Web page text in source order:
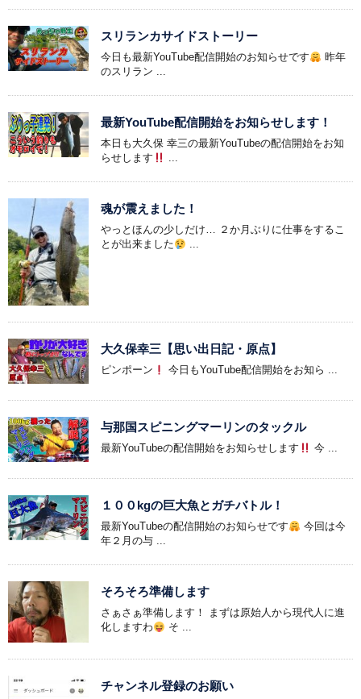
スリランカサイドストーリー
今日も最新YouTube配信開始のお知らせです
昨年
のスリラン ...
最新YouTube配信開始をお知らせします！
本日も大久保 幸三の最新YouTubeの配信開始をお知
らせします
...
魂が震えました！
やっとほんの少しだけ… ２か月ぶりに仕事をするこ
とが出来ました
...
大久保幸三【思い出日記・原点】
ピンポーン 今日もYouTube配信開始をお知ら ...
与那国スピニングマーリンのタックル
最新YouTubeの配信開始をお知らせします 今 ...
１００kgの巨大魚とガチバトル！
最新YouTubeの配信開始のお知らせです
今回は今
年２月の与 ...
そろそろ準備します
さぁさぁ準備します！ まずは原始人から現代人に進
化しますわ
そ ...
チャンネル登録のお願い